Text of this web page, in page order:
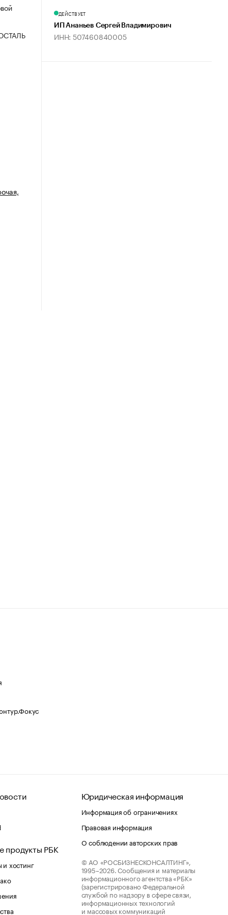
ДЕЙСТВУЕТ
ИП Ананьев Сергей Владимирович
ИНН: 507460840005
продукты РБК
хостинг
Юридическая информация
Информация об ограничениях
Правовая информация
О соблюдении авторских прав
© АО «РОСБИЗНЕСКОНСАЛТИНГ»,
1995–2026. Сообщения и материалы
информационного агентства «РБК»
(зарегистрировано Федеральной
службой по надзору в сфере связи,
информационных технологий
и массовых коммуникаций